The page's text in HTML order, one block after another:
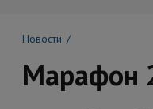
Новости
Марафон